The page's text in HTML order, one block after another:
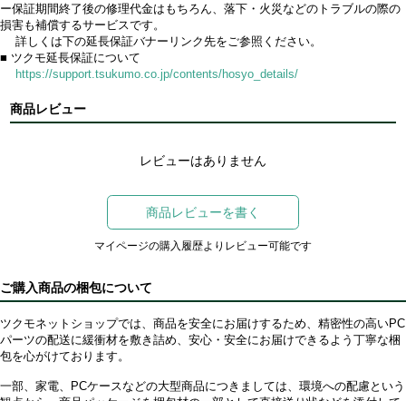
ー保証期間終了後の修理代金はもちろん、落下・火災などのトラブルの際の
損害も補償するサービスです。
詳しくは下の延長保証バナーリンク先をご参照ください。
■ ツクモ延長保証について
https://support.tsukumo.co.jp/contents/hosyo_details/
商品レビュー
レビューはありません
商品レビューを書く
マイページの購入履歴よりレビュー可能です
ご購入商品の梱包について
ツクモネットショップでは、商品を安全にお届けするため、精密性の高いPC
パーツの配送に緩衝材を敷き詰め、安心・安全にお届けできるよう丁寧な梱
包を心がけております。
一部、家電、PCケースなどの大型商品につきましては、環境への配慮という